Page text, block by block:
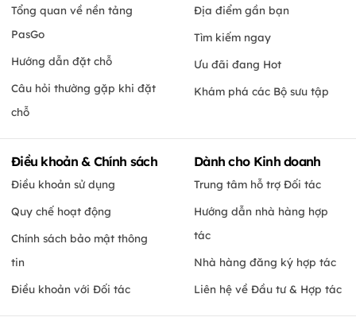
Tổng quan về nền tảng
PasGo
Hướng dẫn đặt chỗ
Câu hỏi thường gặp khi đặt
chỗ
Địa điểm gần bạn
Tìm kiếm ngay
Ưu đãi đang Hot
Khám phá các Bộ sưu tập
Điều khoản & Chính sách
Điều khoản sử dụng
Quy chế hoạt động
Chính sách bảo mật thông
tin
Điều khoản với Đối tác
Dành cho Kinh doanh
Trung tâm hỗ trợ Đối tác
Hướng dẫn nhà hàng hợp
tác
Nhà hàng đăng ký hợp tác
Liên hệ về Đầu tư & Hợp tác